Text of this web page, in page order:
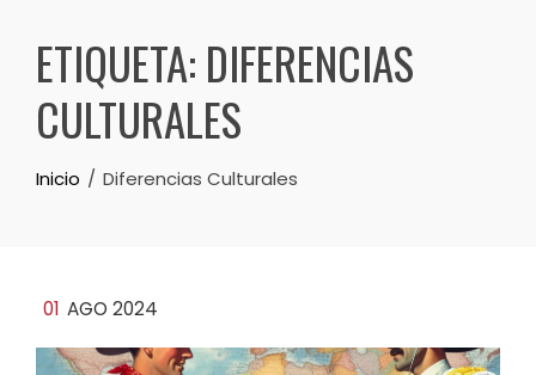
ETIQUETA: DIFERENCIAS
CULTURALES
Inicio Diferencias Culturales
01 AGO 2024